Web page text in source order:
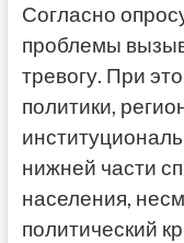
Согласно
проблемы
тревогу. При
политики,
нижней части
населения,
политический